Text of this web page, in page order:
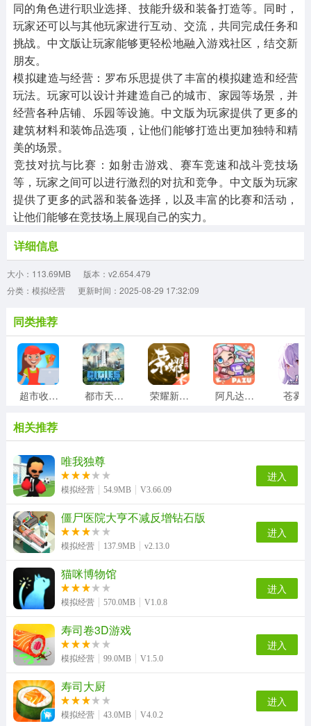
同的角色进行职业选择、技能升级和装备打造等。同时，
玩家还可以与其他玩家进行互动、交流，共同完成任务和
挑战。中文版让玩家能够更轻松地融入游戏社区，结交新
朋友。
‌模拟建造与经营‌：罗布乐思提供了丰富的模拟建造和经营
玩法。玩家可以设计并建造自己的城市、家园等场景，并
经营各种店铺、乐园等设施。中文版为玩家提供了更多的
建筑材料和装饰品选项，让他们能够打造出更加独特和精
美的场景。
‌竞技对抗与比赛‌：如射击游戏、赛车竞速和战斗竞技场
等，玩家之间可以进行激烈的对抗和竞争。中文版为玩家
提供了更多的武器和装备选择，以及丰富的比赛和活动，
让他们能够在竞技场上展现自己的实力。
详细信息
大小：113.69MB
版本：v2.654.479
分类：模拟经营
更新时间：2025-08-29 17:32:09
同类推荐
超市收银员 都市天际线 荣耀新三国 阿凡达世界正版 苍雾
相关推荐
唯我独尊
模拟经营 54.9MB V3.66.09
进入
僵尸医院大亨不减反增钻石版
模拟经营 137.9MB v2.13.0
进入
猫咪博物馆
模拟经营 570.0MB V1.0.8
进入
寿司卷3D游戏
模拟经营 99.0MB V1.5.0
进入
寿司大厨
模拟经营 43.0MB V4.0.2
进入